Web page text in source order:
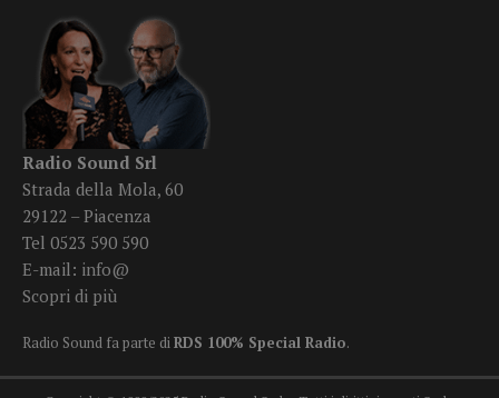
Radio Sound Srl
Strada della Mola, 60
29122 – Piacenza
Tel 0523 590 590
E-mail: info@
Scopri di più
Radio Sound fa parte diRDS 100% Special Radio.